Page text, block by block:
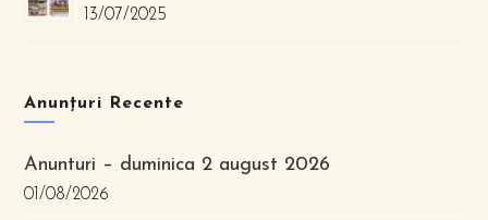
13/07/2025
Anunțuri Recente
Anunturi – duminica 2 august 2026
01/08/2026